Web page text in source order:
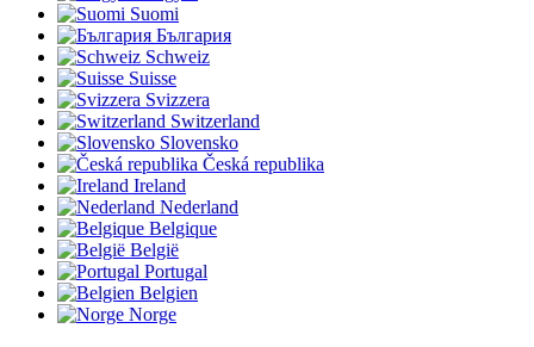
Suomi
България
Schweiz
Suisse
Svizzera
Switzerland
Slovensko
Česká republika
Ireland
Nederland
Belgique
België
Portugal
Belgien
Norge